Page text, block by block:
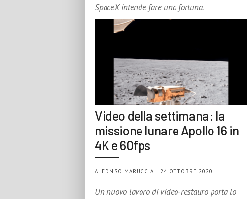
SpaceX intende fare una fortuna.
Video della settimana: la
missione lunare Apollo 16 in
4K e 60fps
ALFONSO MARUCCIA | 24 OTTOBRE 2020
Un nuovo lavoro di video-restauro porta lo